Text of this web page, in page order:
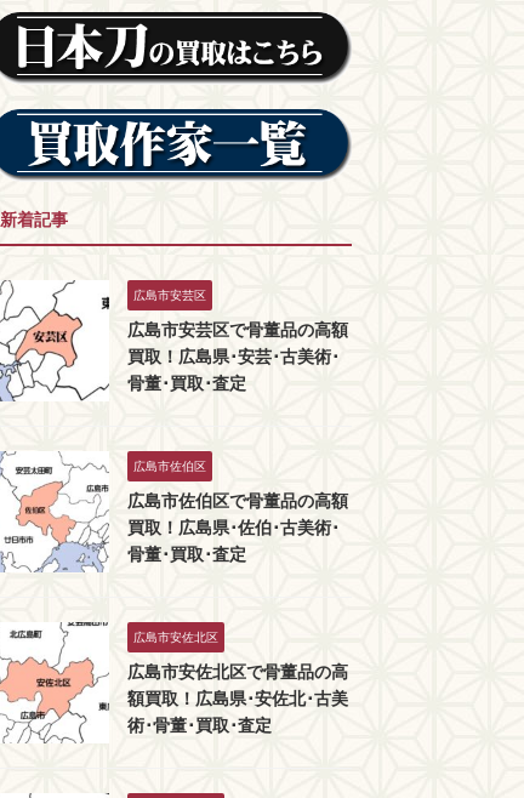
新着記事
広島市安芸区
広島市安芸区で骨董品の高額
買取！広島県･安芸･古美術･
骨董･買取･査定
広島市佐伯区
広島市佐伯区で骨董品の高額
買取！広島県･佐伯･古美術･
骨董･買取･査定
広島市安佐北区
広島市安佐北区で骨董品の高
額買取！広島県･安佐北･古美
術･骨董･買取･査定